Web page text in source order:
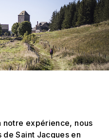
notre expérience, nous
Saint Jacques en